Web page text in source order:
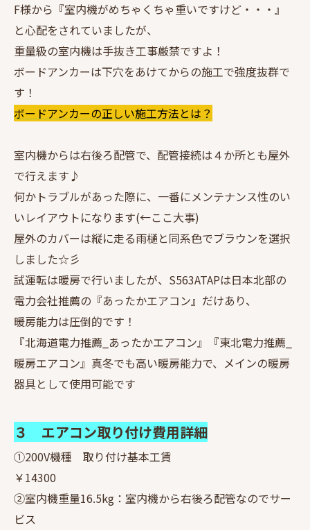
F様から『室内機がめちゃくちゃ重いですけど・・・』
と心配をされていましたが、
重量級の室内機は手抜き工事厳禁ですよ！
ボードアンカーは下穴をあけてからの施工で強度抜群で
す！
ボードアンカーの正しい施工方法とは？
室内機からは右後ろ配管で、配管接続は４か所とも屋外
で行えます♪
何かトラブルがあった際に、一番にメンテナンス性のい
いレイアウトになります(←ここ大事)
屋外のカバーは縦に走る雨樋と同系色でブラウンを選択
しました☆彡
試運転は暖房で行いましたが、S563ATAPは日本北部の
電力会社推薦の『あったかエアコン』だけあり、
暖房能力は圧倒的です！
『北海道電力推薦_あったかエアコン』『東北電力推薦_
暖房エアコン』真冬でも高い暖房能力で、メインの暖房
器具として使用可能です
３ エアコン取り付け費用詳細
①200V機種 取り付け基本工賃
￥14300
②室内機重量16.5kg：室内機から右後ろ配管なのでサー
ビス